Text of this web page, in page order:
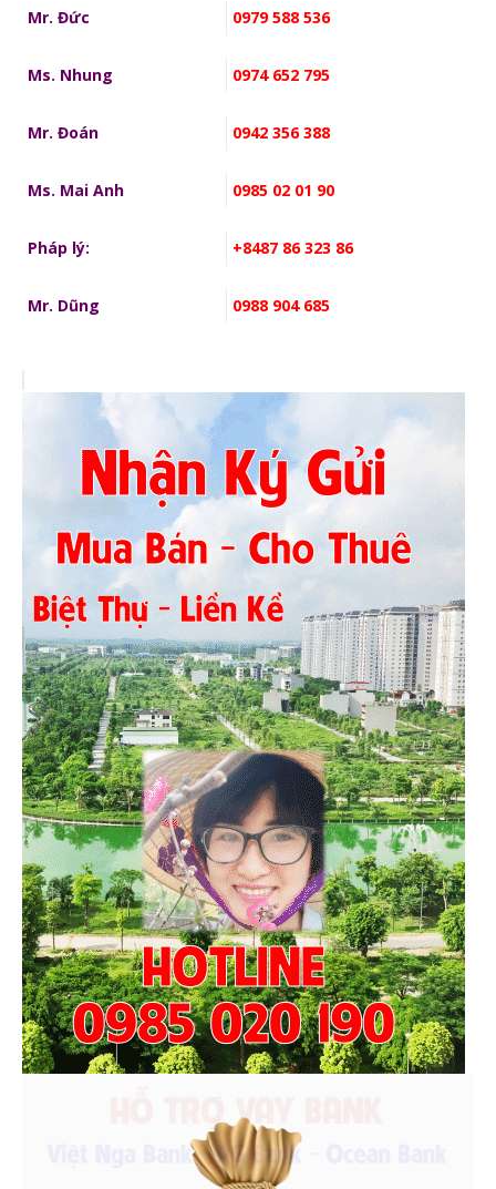
Mr. Đức 0979 588 536
Ms. Nhung 0974 652 795
Mr. Đoán 0942 356 388
Ms. Mai Anh 0985 02 01 90
Pháp lý: +8487 86 323 86
Mr. Dũng 0988 904 685